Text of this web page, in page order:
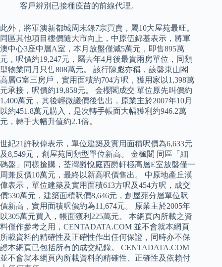
客戶辨別已接種疫苗的前線代理。
此外，將軍澳新都城周末錄7宗買賣，屬10大屋苑最旺。
同區其他項目樓價隨大市向上，中原伍錦基表示，將軍
澳中心3座中層A室，本月放盤僅減5萬元，即售895萬
元，呎價約19,247元，屬去年4月後最貴兩房單位，同類
型物業同月只售808萬元。 該行陳彪亦稱，該盤東山閣
高層G室三房戶，實用面積約704方呎，獲用家以1,398萬
元承接，呎價約19,858元。 金櫻閣成交 單位原先叫價約
1,400萬元，其後輕微議價後售出，原業主於2007年10月
以約451.8萬元購入，是次轉手帳面大幅獲利約946.2萬
元，轉手大幅升值約2.1倍。
世紀21許秋偉表示，單位建築及實用面積呎價為6,633元
及8,549元，創屋苑同類型單位新高。 金楓閣 同區「細
碼盤」同樣搶購，荃灣爵悅庭西爵軒極高層E室放盤僅一
周兼反價10萬元，最終以新高呎價售出。 中原地產丘漢
偉表示，單位建築及實用面積613方呎及454方呎，成交
價530萬元，建築面積呎價8,646元，創屋苑分層單位呎
價新高，實用面積呎價約為11,674元。 原業主於2005年
以305萬元買入，帳面獲利225萬元。 本網頁內所載之資
料僅作參考之用，CENTADATA.COM 並不會就本網頁
所載資料的精確性及正確性作出任何保證，同時亦不保
證本網頁已包括所有的成交紀錄。 CENTADATA.COM
並不會就本網頁內所載資料的精確性、正確性及依賴付